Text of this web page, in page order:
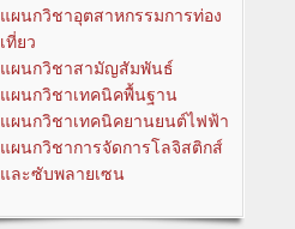
แผนกวิชาอุตสาหกรรมการท่อง
เที่ยว
แผนกวิชาสามัญสัมพันธ์
แผนกวิชาเทคนิคพื้นฐาน
แผนกวิชาเทคนิคยานยนต์ไฟฟ้า
แผนกวิชาการจัดการโลจิสติกส์
และซับพลายเซน